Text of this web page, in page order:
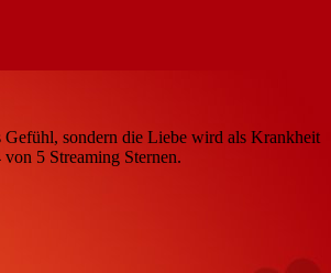
sondern die Liebe wird als Krankheit
5 Streaming Sternen.